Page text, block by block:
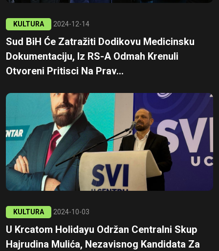
KULTURA 2024-12-14
Sud BiH Će Zatražiti Dodikovu Medicinsku
Dokumentaciju, Iz RS-A Odmah Krenuli
Otvoreni Pritisci Na Prav...
KULTURA 2024-10-03
U Krcatom Holidayu Održan Centralni Skup
Hajrudina Mulića, Nezavisnog Kandidata Za